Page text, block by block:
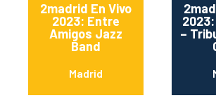
2madrid En Vivo
2023: Entre
Amigos Jazz
Band
Madrid
–